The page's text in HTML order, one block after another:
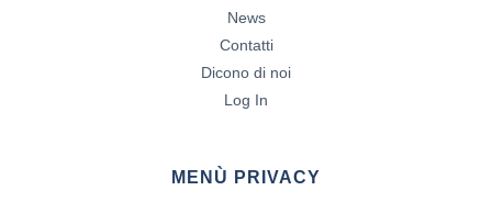
News
Contatti
Dicono di noi
Log In
MENÙ PRIVACY